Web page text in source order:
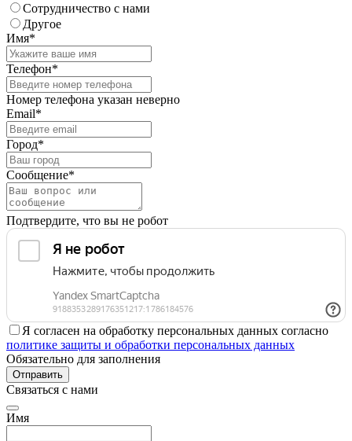
Сотрудничество с нами
Другое
Имя*
Телефон*
Номер телефона указан неверно
Email*
Город*
Сообщение*
Подтвердите, что вы не робот
Я согласен на обработку персональных данных согласно
политике защиты и обработки персональных данных
Обязательно для заполнения
Отправить
Связаться с нами
Имя